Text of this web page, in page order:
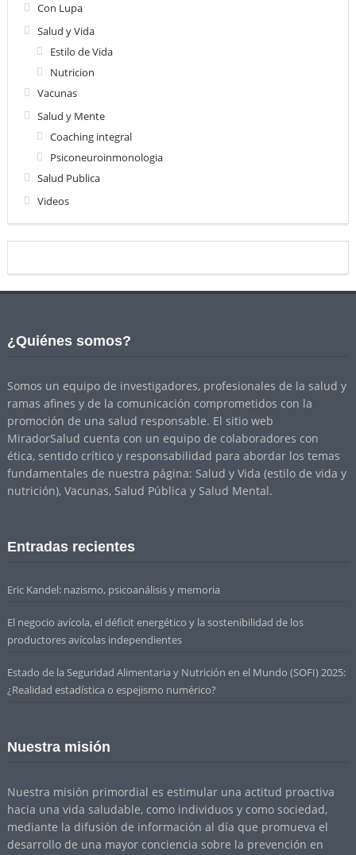
Con Lupa
Salud y Vida
Estilo de Vida
Nutricion
Vacunas
Salud y Mente
Coaching integral
Psiconeuroinmonologia
Salud Publica
Videos
¿Quiénes somos?
Somos un equipo de investigadores, profesionales de la salud y
ramas afines y de la comunicación comprometidos con la
promoción de una salud responsable. El sitio web
MiradorSalud cuenta con un equipo de colaboradores con
ética, sentido crítico y responsabilidad para abordar los temas
fundamentales de nuestra página: Salud y Vida (estilo de vida y
nutrición), Vacunas, Salud Pública y Salud Mental.
Entradas recientes
Eric Kandel: nazismo, psicoanálisis y memoria
El negocio avícola, el déficit energético y la sostenibilidad de los
productores avícolas independientes
Estado de la Seguridad Alimentaria y Nutrición en el Mundo (SOFI) 2025:
¿Realidad estadística o espejismo numérico?
Nuestra misión
Nuestra misión primordial es estimular una actitud proactiva
hacia una vida saludable, como individuos y como sociedad,
mediante la difusión de información al día que promueva el
desarrollo de una mayor conciencia sobre la prevención en